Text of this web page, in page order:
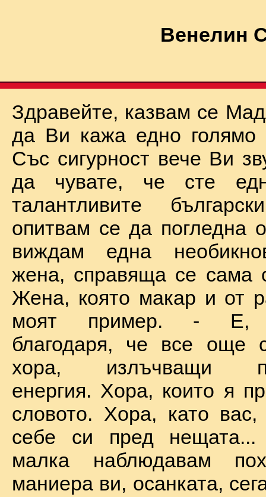
Венелин
Здравейте, казвам се
да Ви кажа едно голямо
Със сигурност вече Ви
да чувате, че сте
талантливите
опитвам се да погледна
виждам една
жена, справяща се сама
Жена, която макар и от
моят пример. - Е,
благодаря, че все още
хора, излъчващи
енергия. Хора, които я
словото. Хора, като
себе си пред
малка наблюдавам
маниера ви, осанката,